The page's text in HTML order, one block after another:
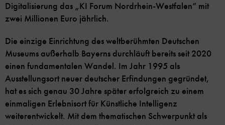
Digitalisierung das „KI Forum Nordrhein-Westfalen“ mit
zwei Millionen Euro jährlich.
Die einzige Einrichtung des weltberühmten Deutschen
Museums außerhalb Bayerns durchläuft bereits seit 2020
einen fundamentalen Wandel. Im Jahr 1995 als
Ausstellungsort neuer deutscher Erfindungen gegründet,
hat es sich genau 30 Jahre später erfolgreich zu einem
einmaligen Erlebnisort für Künstliche Intelligenz
weiterentwickelt. Mit dem thematischen Schwerpunkt als